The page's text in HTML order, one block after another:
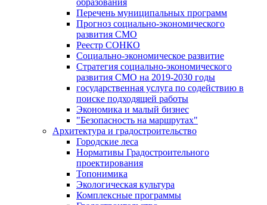
образования
Перечень муниципальных программ
Прогноз социально-экономического
развития СМО
Реестр СОНКО
Социально-экономическое развитие
Стратегия социально-экономического
развития СМО на 2019-2030 годы
государственная услуга по содействию в
поиске подходящей работы
Экономика и малый бизнес
"Безопасность на маршрутах"
Архитектура и градостроительство
Городские леса
Нормативы Градостроительного
проектирования
Топонимика
Экологическая культура
Комплексные программы